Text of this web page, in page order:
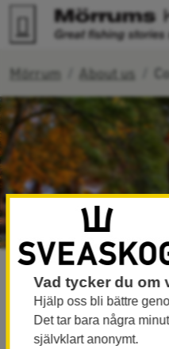
Search
Mörrum About us
Contact
We will do our
information and
fishing story of a
Vad tycker du om
Hjälp oss bli bättre
Det tar bara några
självklart anonymt.